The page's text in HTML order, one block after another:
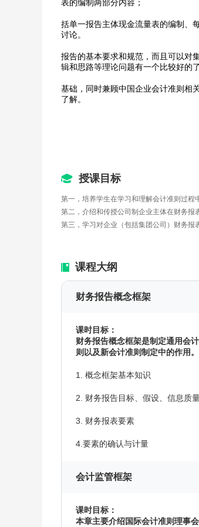
表的编制两部分内容；
括单一报告主体现金流量表的编制、
讨论。
报告的基本要求和规范，而且可以对
辑和思路等理论问题有一个比较好的
基础，同时兼顾中国企业会计准则相
了解。
授课目标
第一，培养学生在学习和理解会计准则过程
第二，介绍和传授公司制企业主体在财务报
第三，学习对企业（包括集团公司）财务报
课程大纲
财务报告概念框架
课时目标：
财务报告概念框架是制定通用会
则以及新会计准则制定中的作用。
1. 概念框架基本知识
2. 财务报告目标、假设、信息质
3. 财务报表要素
4.要素的确认与计量
会计监管框架
课时目标：
本章主要介绍国际会计准则理事